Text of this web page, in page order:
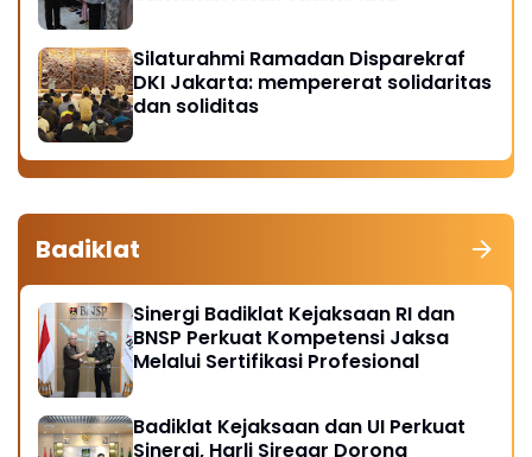
Silaturahmi Ramadan Disparekraf
DKI Jakarta: mempererat solidaritas
dan soliditas
Badiklat
Sinergi Badiklat Kejaksaan RI dan
BNSP Perkuat Kompetensi Jaksa
Melalui Sertifikasi Profesional
Badiklat Kejaksaan dan UI Perkuat
Sinergi, Harli Siregar Dorong